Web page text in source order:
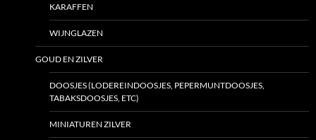
KARAFFEN
WIJNGLAZEN
GOUD EN ZILVER
DOOSJES (LODEREINDOOSJES, PEPERMUNTDOOSJES,
TABAKSDOOSJES, ETC)
MINIATUREN ZILVER